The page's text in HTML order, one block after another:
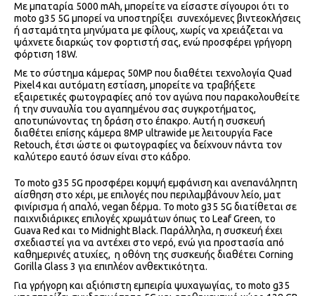
Με μπαταρία 5000 mAh, μπορείτε να είσαστε σίγουροι ότι το
moto g35 5G μπορεί να υποστηρίξει συνεχόμενες βιντεοκλήσεις
ή ασταμάτητα μηνύματα με φίλους, χωρίς να χρειάζεται να
ψάχνετε διαρκώς τον φορτιστή σας, ενώ προσφέρει γρήγορη
φόρτιση 18W.
Με το σύστημα κάμερας 50MP που διαθέτει τεχνολογία Quad
Pixel4 και αυτόματη εστίαση, μπορείτε να τραβήξετε
εξαιρετικές φωτογραφίες από τον αγώνα που παρακολουθείτε
ή την συναυλία του αγαπημένου σας συγκροτήματος,
αποτυπώνοντας τη δράση στο έπακρο. Αυτή η συσκευή
διαθέτει επίσης κάμερα 8MP ultrawide με λειτουργία Face
Retouch, έτσι ώστε οι φωτογραφίες να δείχνουν πάντα τον
καλύτερο εαυτό όσων είναι στο κάδρο.
Το moto g35 5G προσφέρει κομψή εμφάνιση και ανεπανάληπτη
αίσθηση στο χέρι, με επιλογές που περιλαμβάνουν λείο, ματ
φινίρισμα ή απαλό, vegan δέρμα. Το moto g35 5G διατίθεται σε
παιχνιδιάρικες επιλογές χρωμάτων όπως το Leaf Green, το
Guava Red και το Midnight Black. Παράλληλα, η συσκευή έχει
σχεδιαστεί για να αντέχει στο νερό, ενώ για προστασία από
καθημερινές ατυχίες, η οθόνη της συσκευής διαθέτει Corning
Gorilla Glass 3 για επιπλέον ανθεκτικότητα.
Για γρήγορη και αξιόπιστη εμπειρία ψυχαγωγίας, το moto g35